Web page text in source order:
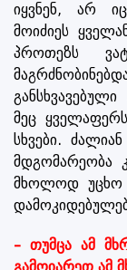
იყვნენ, არ
მოიძიეს
პროთეზს
მეც
სხვები.
მდგომარეობა
მხოლოდ უცხო
– თუმცა ამ